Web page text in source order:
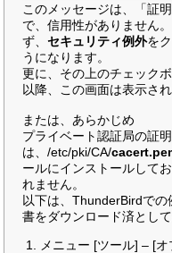
このメッセージは、「証
で、信用性がありません
ず、 セキュリティ例外を
うになります。
更に、その上のチェック
以降、この画面は表示され
または、あらかじめ
プライベート認証局の証
は、/etc/pki/CA/
ールにインストールして
れません。
以下は、ThunderBirdで
書をダウンロード済として
メニュー [ツール] – [